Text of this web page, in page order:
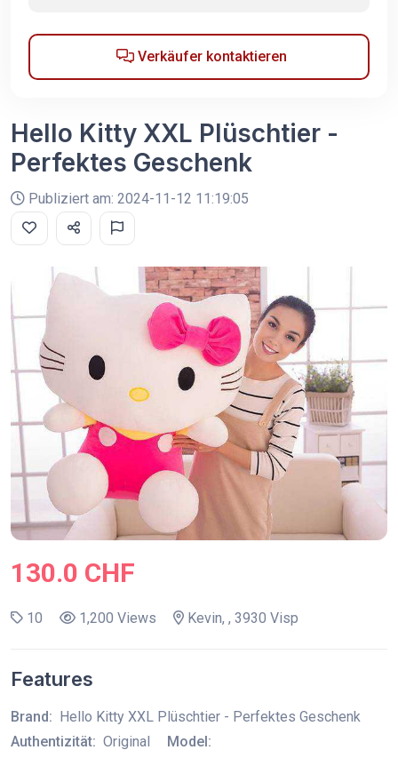
Verkäufer kontaktieren
Hello Kitty XXL Plüschtier -
Perfektes Geschenk
Publiziert am: 2024-11-12 11:19:05
130.0 CHF
10 1,200 Views Kevin, , 3930 Visp
Features
Brand:
Hello Kitty XXL Plüschtier - Perfektes Geschenk
Authentizität: Original Model: